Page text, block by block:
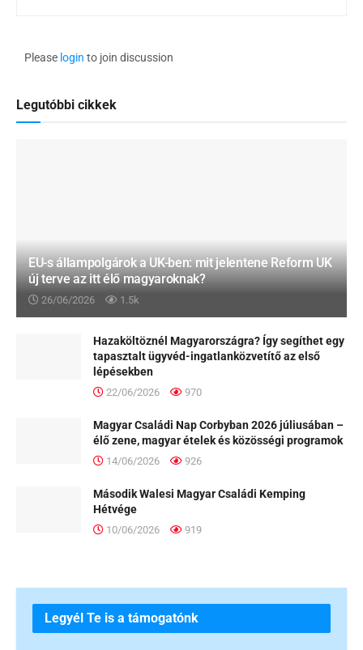
Please login to join discussion
Legutóbbi cikkek
EU-s állampolgárok a UK-ben: mit jelentene Reform UK
új terve az itt élő magyaroknak?
26/06/2026 1.5k
Hazaköltöznél Magyarországra? Így segíthet egy
tapasztalt ügyvéd-ingatlanközvetítő az első
lépésekben
22/06/2026 970
Magyar Családi Nap Corbyban 2026 júliusában –
élő zene, magyar ételek és közösségi programok
14/06/2026 926
Második Walesi Magyar Családi Kemping
Hétvége
10/06/2026 919
Legyél Te is a támogatónk